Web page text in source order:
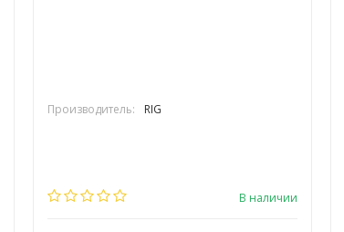
Производитель: RIG
В наличии